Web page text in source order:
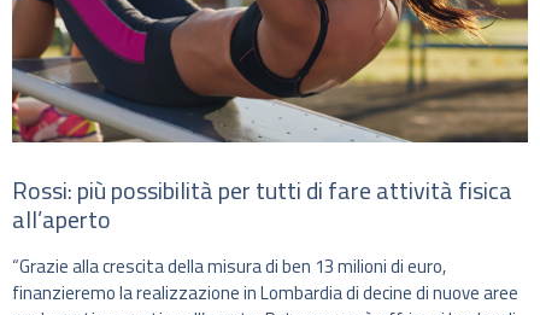
Rossi: più possibilità per tutti di fare attività fisica
all’aperto
“Grazie alla crescita della misura di ben 13 milioni di euro,
finanzieremo la realizzazione in Lombardia di decine di nuove aree